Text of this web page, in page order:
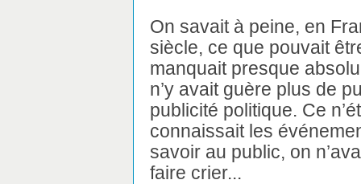
On savait à peine, en
siècle, ce que pouvait
manquait presque
n’y avait guère plus de
publicité politique. Ce
connaissait les
savoir au public, on
faire crier...